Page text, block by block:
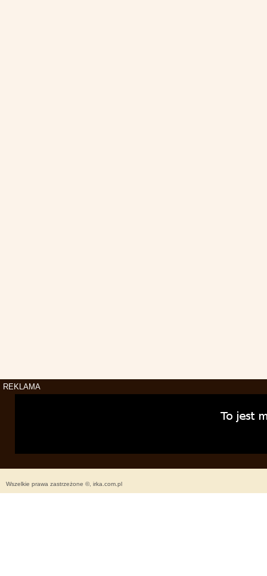
REKLAMA
Wszelkie prawa zastrzeżone ©, irka.com.pl